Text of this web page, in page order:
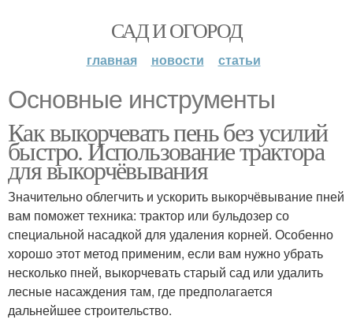
САД И ОГОРОД
главная новости статьи
Основные инструменты
Как выкорчевать пень без усилий
быстро. Использование трактора
для выкорчёвывания
Значительно облегчить и ускорить выкорчёвывание пней
вам поможет техника: трактор или бульдозер со
специальной насадкой для удаления корней. Особенно
хорошо этот метод применим, если вам нужно убрать
несколько пней, выкорчевать старый сад или удалить
лесные насаждения там, где предполагается
дальнейшее строительство.